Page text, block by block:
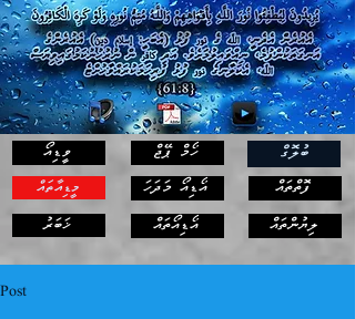
ވީޑިއޯ
މީޑިއާތައް
ޚަބަރު
ހޯމް ޕޭޖް
އޯޑިއޯ މަދަހަ
އޯޑިއޯތައް
ބުލޮގް
ފޮތްތައް
ލިޔުންތައް
Post